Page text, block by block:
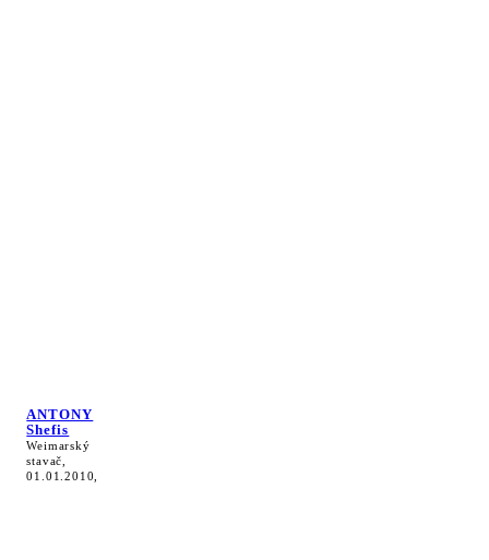
ANTONY
Shefis
Weimarský
stavač,
01.01.2010,